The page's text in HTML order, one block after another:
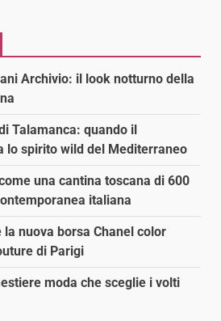
Archivio: il look notturno della
Talamanca: quando il
lo spirito wild del Mediterraneo
una cantina toscana di 600
italiana
nuova borsa Chanel color
di Parigi
moda che sceglie i volti